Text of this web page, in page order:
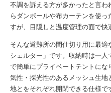
不調を訴える方が多かったと言
らダンボールや布カーテンを使
すが、目隠しと温度管理の面で快
そんな避難所の間仕切り用に最適
シェルター」です。収納時は一
で簡単にプライベートテントに
気性・採光性のあるメッシュ生
地とをそれぞれ開閉できる仕様